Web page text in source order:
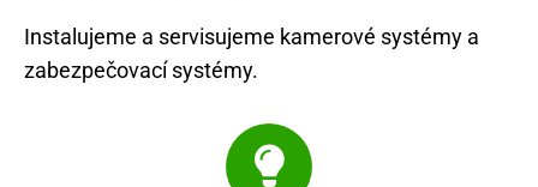
Instalujeme a servisujeme kamerové systémy a
zabezpečovací systémy.